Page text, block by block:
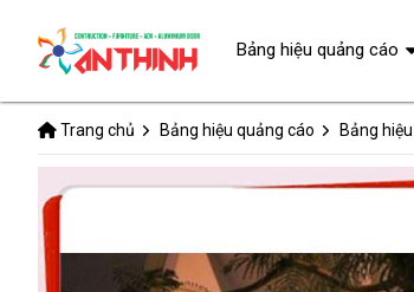
Trang chủ Bảng hiệu quảng cáo Bảng
Bảng hiệu quảng cáo